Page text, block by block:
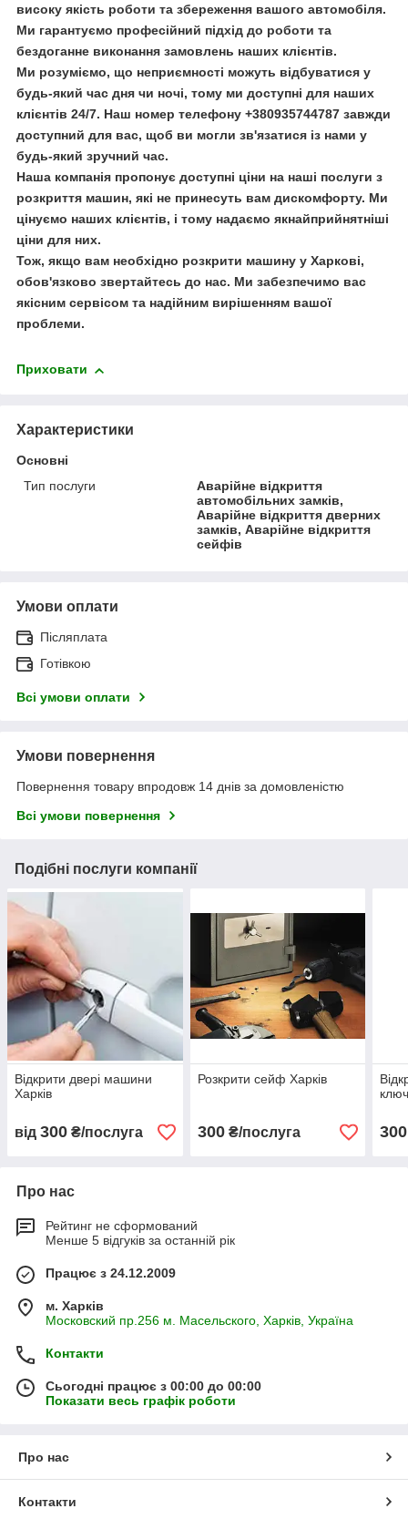
високу якість роботи та збереження вашого автомобіля.
Ми гарантуємо професійний підхід до роботи та
бездоганне виконання замовлень наших клієнтів.
Ми розуміємо, що неприємності можуть відбуватися у
будь-який час дня чи ночі, тому ми доступні для наших
клієнтів 24/7. Наш номер телефону +380935744787 завжди
доступний для вас, щоб ви могли зв'язатися із нами у
будь-який зручний час.
Наша компанія пропонує доступні ціни на наші послуги з
розкриття машин, які не принесуть вам дискомфорту. Ми
цінуємо наших клієнтів, і тому надаємо якнайприйнятніші
ціни для них.
Тож, якщо вам необхідно розкрити машину у Харкові,
обов'язково звертайтесь до нас. Ми забезпечимо вас
якісним сервісом та надійним вирішенням вашої
проблеми.
Приховати
Характеристики
Основні
Тип послуги
Аварійне відкриття
автомобільних замків,
Аварійне відкриття дверних
замків, Аварійне відкриття
сейфів
Умови оплати
Післяплата
Готівкою
Всі умови оплати
Умови повернення
Повернення товару впродовж 14 днів за домовленістю
Всі умови повернення
Подібні послуги компанії
Відкрити двері машини
Харків
від 300 ₴/послуга
Розкрити сейф Харків
300₴/послуга 300
Про нас
Рейтинг не сформований
Менше 5 відгуків за останній рік
Працює з 24.12.2009
м. Харків
Московский пр.256 м. Масельского, Харків, Україна
Контакти
Сьогодні працює з 00:00 до 00:00
Показати весь графік роботи
Про нас
Контакти